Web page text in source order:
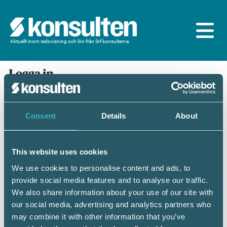
Consent Details About
This website uses cookies
We use cookies to personalise content and ads, to
provide social media features and to analyse our traffic.
We also share information about your use of our site with
our social media, advertising and analytics partners who
may combine it with other information that you’ve
Aktuellt inom redovisning och lön från Srf konsulterna
Logga in
En prenumeration ingår för dig som är
medlem/ansluten till Srf konsulterna. Du loggar in
med BankID eller samma lösenord som du har på
Mobilt BankID
Personnummer(ÅÅÅÅMMDDNNNN)